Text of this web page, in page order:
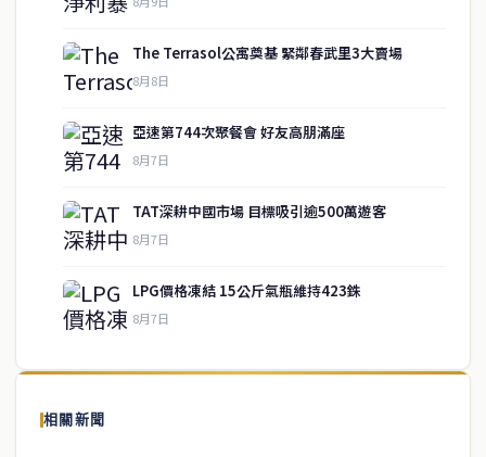
The Terrasol公寓奠基 緊鄰春武里3大賣場
8月8日
亞速第744次聚餐會 好友高朋滿座
8月7日
TAT深耕中國市場 目標吸引逾500萬遊客
8月7日
LPG價格凍結 15公斤氣瓶維持423銖
8月7日
相關新聞
關於我們
泰國中文新聞（TCN）是一家總部設於曼谷的中文新聞媒體，致力於
供即時、客觀、多元的中文新聞內容。
service@thaichinesenews.com